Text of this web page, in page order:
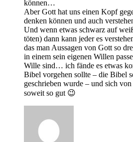
können…
Aber Gott hat uns einen Kopf
denken können und auch
Und wenn etwas schwarz auf
töten) dann kann jeder es
das man Aussagen von Gott so
in einem sein eigenen Willen
Wille sind… ich fände es etwas
Bibel vorgehen sollte – die Bibel
geschrieben wurde – und sich
soweit so gut 😉